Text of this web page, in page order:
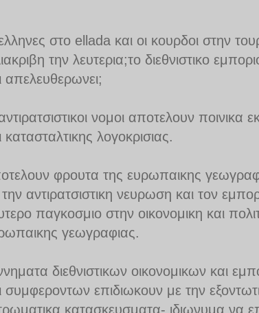
στο ellada και οι κουρδοι στην
την λευτερια;το διεθνιστικο
απελευθερωνει;
νομοι αποτελουν
κατασταλτικης λογοκρισιας.
φρουτα της ευρωπαικης
αντιρατσιστικη νευρωση και τον
παγκοσμιο στην οικονομικη και
γεωγραφιας.
διεθνιστικων οικονομικων και
συμφεροντων επιδιωκουν με την
κατασκευσματα- ιδιωνυμα να